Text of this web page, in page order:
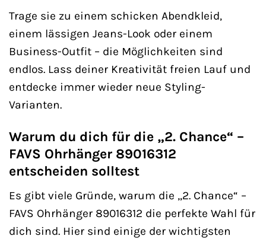
Trage sie zu einem schicken Abendkleid,
einem lässigen Jeans-Look oder einem
Business-Outfit – die Möglichkeiten sind
endlos. Lass deiner Kreativität freien Lauf und
entdecke immer wieder neue Styling-
Varianten.
Warum du dich für die „2. Chance“ –
FAVS Ohrhänger 89016312
entscheiden solltest
Es gibt viele Gründe, warum die „2. Chance“ –
FAVS Ohrhänger 89016312 die perfekte Wahl für
dich sind. Hier sind einige der wichtigsten